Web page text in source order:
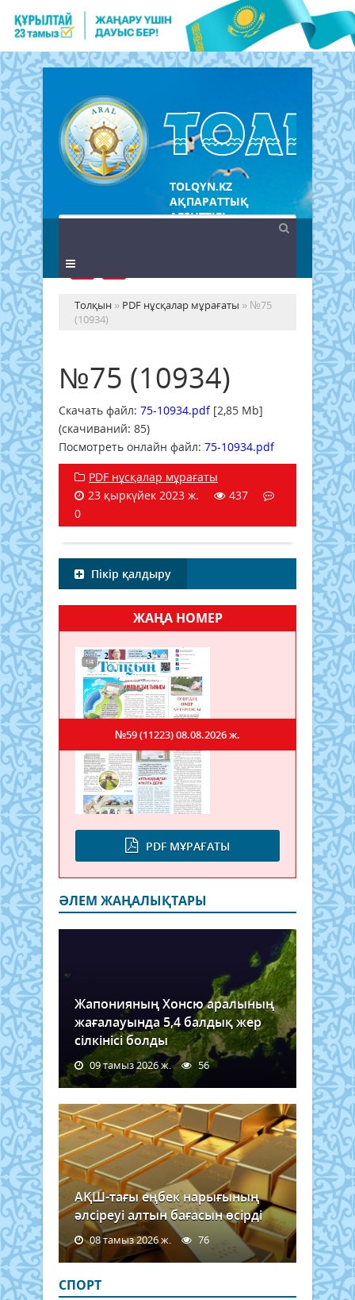
TOLQYN.KZ
АҚПАРАТТЫҚ
АГЕНТТІГІ
Толқын » PDF нұсқалар мұрағаты » №75
(10934)
№75 (10934)
Скачать файл: 75-10934.pdf[2,85 Mb]
(cкачиваний: 85)
Посмотреть онлайн файл: 75-10934.pdf
PDF нұсқалар мұрағаты
23 қыркүйек 2023 ж.
437
0
Пікір қалдыру
ЖАҢА НОМЕР
PDF МҰРАҒАТЫ
№59 (11223)08.08.2026 ж.
ӘЛЕМ ЖАҢАЛЫҚТАРЫ
Жапонияның Хонсю аралының
жағалауында 5,4 балдық жер
сілкінісі болды
09 тамыз 2026 ж. 56
АҚШ-тағы еңбек нарығының
әлсіреуі алтын бағасын өсірді
08 тамыз 2026 ж. 76
СПОРТ